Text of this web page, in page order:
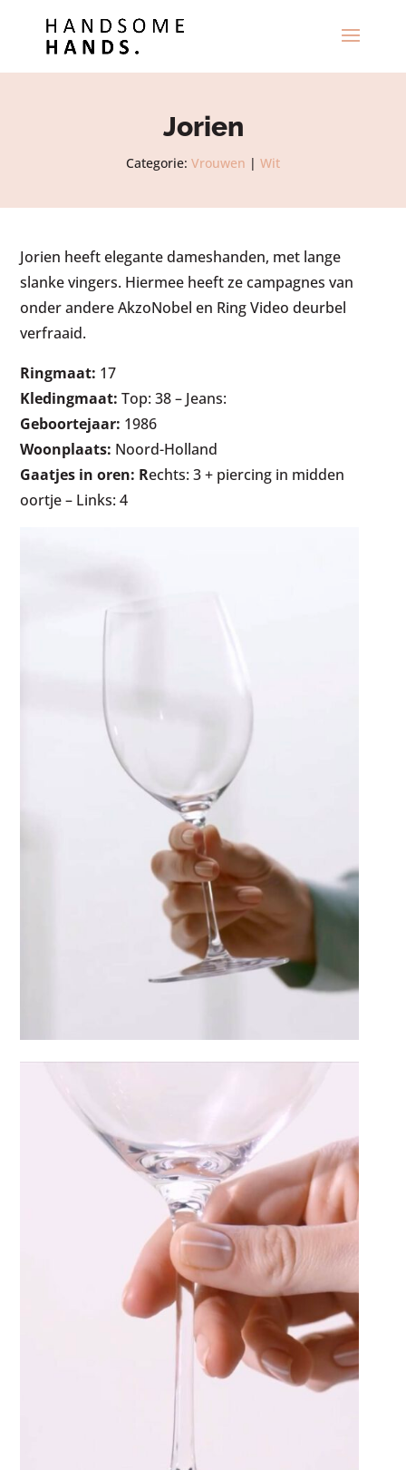
Jorien
Categorie: Vrouwen | Wit
Jorien heeft elegante dameshanden, met lange
slanke vingers. Hiermee heeft ze campagnes van
onder andere AkzoNobel en Ring Video deurbel
verfraaid.
Ringmaat: 17
Kledingmaat: Top: 38 – Jeans:
Geboortejaar: 1986
Woonplaats: Noord-Holland
Gaatjes in oren: Rechts: 3 + piercing in midden
oortje – Links: 4